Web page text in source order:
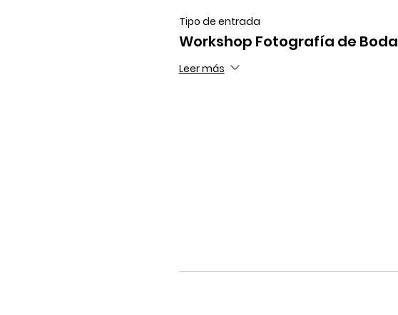
Tipo de entrada
Workshop Fotografía de Boda
Leer más